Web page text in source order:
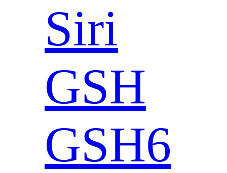
Siri
GSH
GSH6